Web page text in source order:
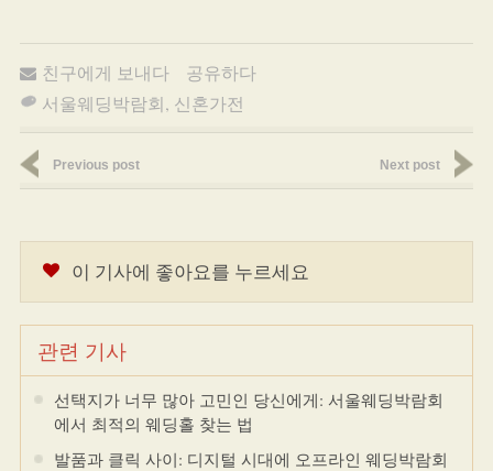
친구에게 보내다
공유하다
서울웨딩박람회, 신혼가전
Previous post Next post
이 기사에 좋아요를 누르세요
관련 기사
선택지가 너무 많아 고민인 당신에게: 서울웨딩박람회
에서 최적의 웨딩홀 찾는 법
발품과 클릭 사이: 디지털 시대에 오프라인 웨딩박람회